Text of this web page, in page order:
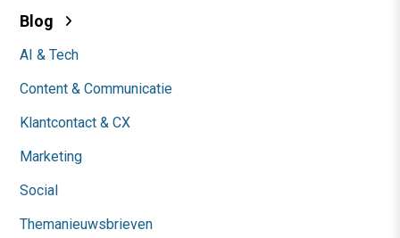
Blog
AI & Tech
Content & Communicatie
Klantcontact & CX
Marketing
Social
Themanieuwsbrieven